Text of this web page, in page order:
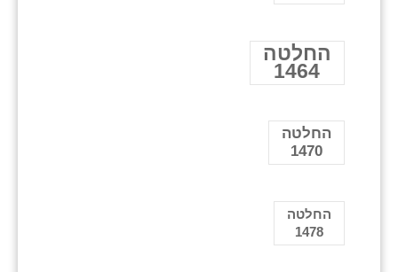
החלטה
1464
החלטה
1470
החלטה
1478